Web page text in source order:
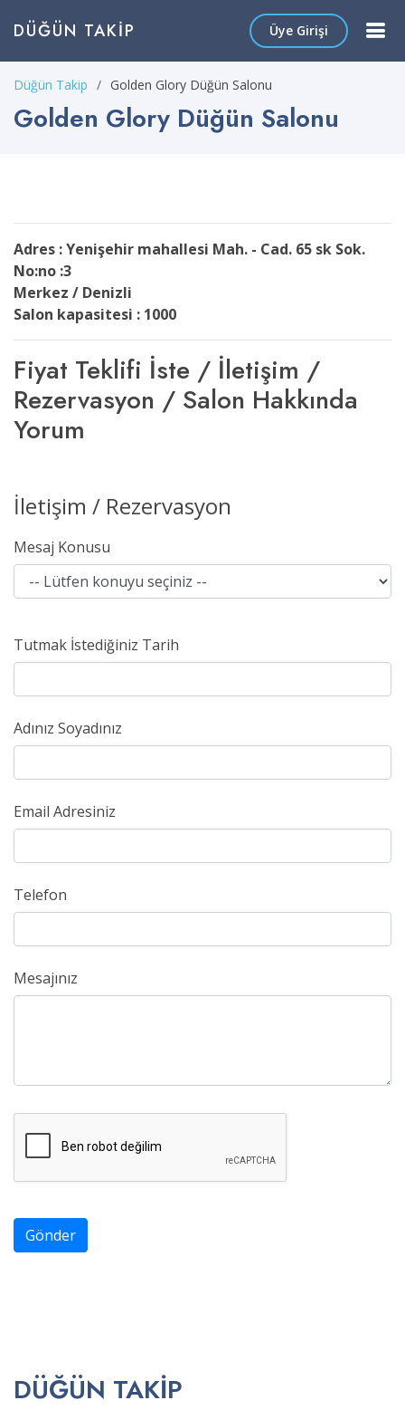
DÜĞÜN TAKIP Üye Girişi
Düğün Takip Golden Glory Düğün Salonu
Golden Glory Düğün Salonu
Adres : Yenişehir mahallesi Mah. - Cad. 65 sk Sok.
No:no :3
Merkez / Denizli
Salon kapasitesi : 1000
Fiyat Teklifi İste / İletişim /
Rezervasyon / Salon Hakkında
Yorum
İletişim / Rezervasyon
Mesaj Konusu
Tutmak İstediğiniz Tarih
Adınız Soyadınız
Email Adresiniz
Telefon
Mesajınız
Gönder
DÜĞÜN TAKIP